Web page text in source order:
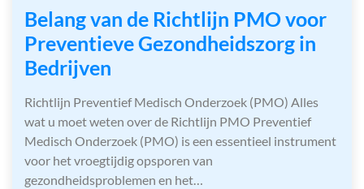
Belang van de Richtlijn PMO voor
Preventieve Gezondheidszorg in
Bedrijven
Richtlijn Preventief Medisch Onderzoek (PMO) Alles
wat u moet weten over de Richtlijn PMO Preventief
Medisch Onderzoek (PMO) is een essentieel instrument
voor het vroegtijdig opsporen van
gezondheidsproblemen en het…